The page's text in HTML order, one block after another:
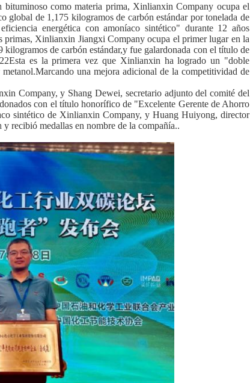
bituminoso como materia prima, Xinlianxin Company ocupa el
global de 1,175 kilogramos de carbón estándar por tonelada de
energética con amoníaco sintético" durante 12 años
primas, Xinlianxin Jiangxi Company ocupa el primer lugar en la
de carbón estándar,y fue galardonada con el título de
es la primera vez que Xinlianxin ha logrado un "doble
una mejora adicional de la competitividad de
Company, y Shang Dewei, secretario adjunto del comité del
con el título honorífico de "Excelente Gerente de Ahorro
sintético de Xinlianxin Company, y Huang Huiyong, director
recibió medallas en nombre de la compañía..